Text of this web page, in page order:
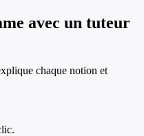
avec un tuteur
chaque notion et